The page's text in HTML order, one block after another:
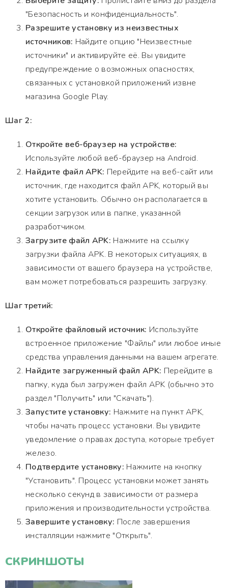
"Безопасность и конфиденциальность".
Разрешите установку из неизвестных
источников: Найдите опцию "Неизвестные
источники" и активируйте её. Вы увидите
предупреждение о возможных опасностях,
связанных с установкой приложений извне
магазина Google Play.
Шаг 2:
Откройте веб-браузер на устройстве:
Используйте любой веб-браузер на Android.
Найдите файл APK: Перейдите на веб-сайт или
источник, где находится файл APK, который вы
хотите установить. Обычно он располагается в
секции загрузок или в папке, указанной
разработчиком.
Загрузите файл APK: Нажмите на ссылку
загрузки файла APK. В некоторых ситуациях, в
зависимости от вашего браузера на устройстве,
вам может потребоваться разрешить загрузку.
Шаг третий:
Откройте файловый источник: Используйте
встроенное приложение "Файлы" или любое иные
средства управления данными на вашем агрегате.
Найдите загруженный файл APK: Перейдите в
папку, куда был загружен файл APK (обычно это
раздел "Получить" или "Скачать").
Запустите установку: Нажмите на пункт APK,
чтобы начать процесс установки. Вы увидите
уведомление о правах доступа, которые требует
железо.
Подтвердите установку: Нажмите на кнопку
"Установить". Процесс установки может занять
несколько секунд в зависимости от размера
приложения и производительности устройства.
Завершите установку: После завершения
инсталляции нажмите "Открыть".
СКРИНШОТЫ